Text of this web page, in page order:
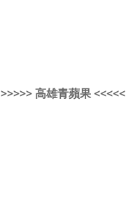
>>>>> 高雄青蘋果 <<<<<